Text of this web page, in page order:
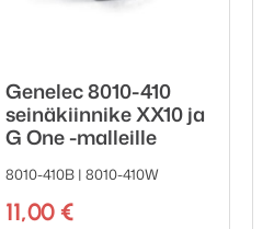
Genelec 8010-410
seinäkiinnike XX10 ja
G One -malleille
8010-410B | 8010-410W
11,00 €